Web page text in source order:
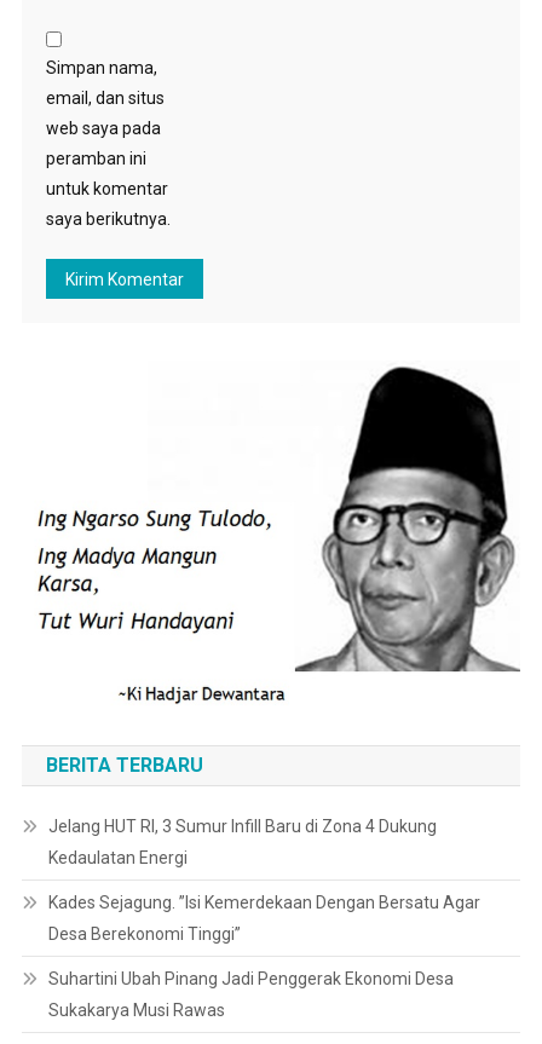
Simpan nama,
email, dan situs
web saya pada
peramban ini
untuk komentar
saya berikutnya.
BERITA TERBARU
Jelang HUT RI, 3 Sumur Infill Baru di Zona 4 Dukung
Kedaulatan Energi
Kades Sejagung. ”Isi Kemerdekaan Dengan Bersatu Agar
Desa Berekonomi Tinggi”
Suhartini Ubah Pinang Jadi Penggerak Ekonomi Desa
Sukakarya Musi Rawas